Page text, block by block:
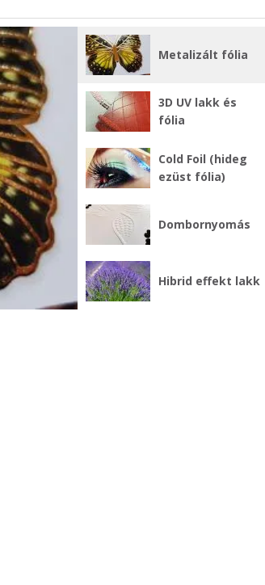
Metalizált fólia
3D UV lakk és
fólia
Cold Foil (hideg
ezüst fólia)
Dombornyomás
Hibrid effekt lakk